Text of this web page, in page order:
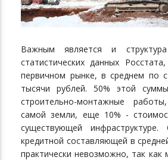
Важным является и
статистических данных
первичном рынке, в среднем по
тысячи рублей. 50% этой
строительно-монтажные
самой земли, еще 10% -
существующей
кредитной составляющей в
практически невозможно, так как